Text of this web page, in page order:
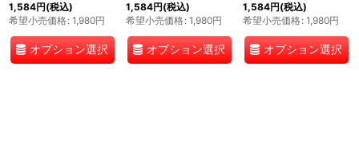
1,584円(税込)
希望小売価格: 1,980円
オプション選択
1,584円(税込)
希望小売価格: 1,980円
オプション選択
1,584円(税込)
希望小売価格: 1,980円
オプション選択